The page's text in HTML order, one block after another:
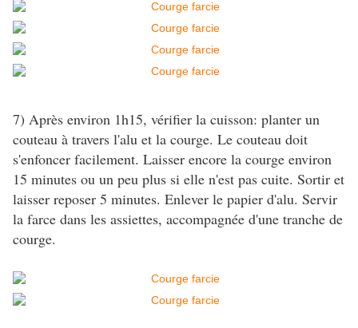
7) Après environ 1h15, vérifier la cuisson: planter un
couteau à travers l'alu et la courge. Le couteau doit
s'enfoncer facilement. Laisser encore la courge environ
15 minutes ou un peu plus si elle n'est pas cuite. Sortir et
laisser reposer 5 minutes. Enlever le papier d'alu. Servir
la farce dans les assiettes, accompagnée d'une tranche de
courge.